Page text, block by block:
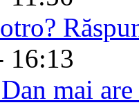
16:13
mai